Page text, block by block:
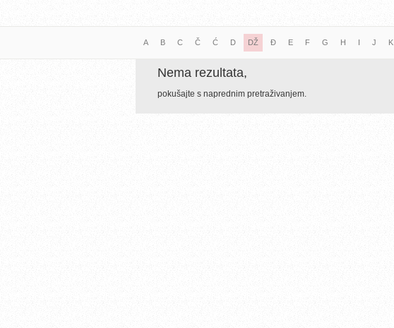
A B C Č Ć D DŽ Đ E F G H I J K
Nema rezultata,
pokušajte s naprednim pretraživanjem.